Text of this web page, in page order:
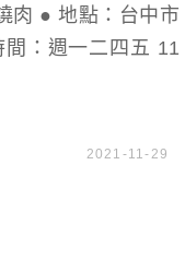
肉 ● 地點：台中市
：週一二四五 11
2021-11-29